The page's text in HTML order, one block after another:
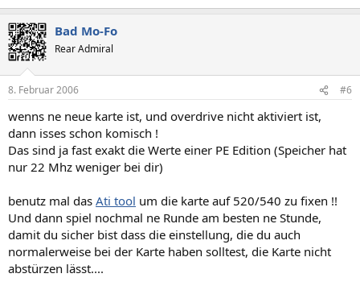
Bad Mo-Fo
Rear Admiral
8. Februar 2006 #6
wenns ne neue karte ist, und overdrive nicht aktiviert ist,
dann isses schon komisch !
Das sind ja fast exakt die Werte einer PE Edition (Speicher hat
nur 22 Mhz weniger bei dir)
benutz mal das Ati tool um die karte auf 520/540 zu fixen !!
Und dann spiel nochmal ne Runde am besten ne Stunde,
damit du sicher bist dass die einstellung, die du auch
normalerweise bei der Karte haben solltest, die Karte nicht
abstürzen lässt....